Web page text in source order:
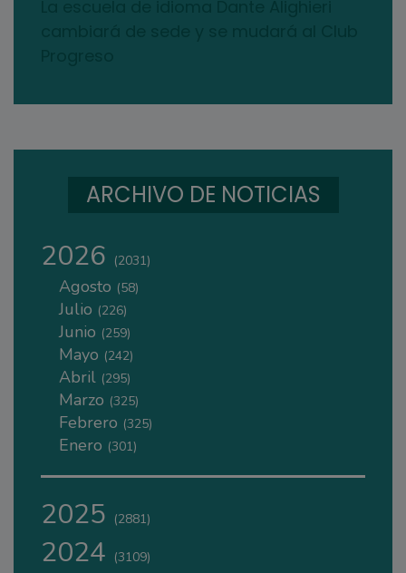
ARCHIVO DE NOTICIAS
2026 (2031)
Agosto (58)
Julio (226)
Junio (259)
Mayo (242)
Abril (295)
Marzo (325)
Febrero (325)
Enero (301)
2025 (2881)
2024 (3109)